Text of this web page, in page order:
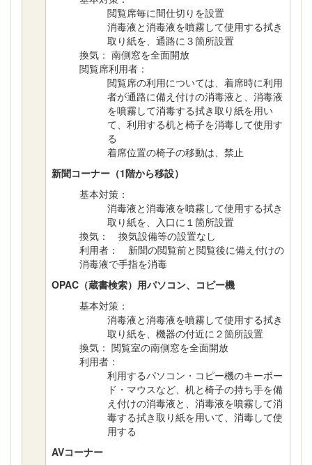
閲覧席毎に間仕切りを設置
消毒液と消毒液を噴霧して使用する拭き
取り紙を、通路に３箇所設置
換気： 南側窓を全面開放
閲覧席利用者：
閲覧席の利用については、着席時に利用
者が通路に備え付けの消毒液と、消毒液
を噴霧して消毒する拭き取り紙を用い
て、利用する机と椅子を消毒して使用す
る
着席位置の椅子の移動は、禁止
新聞コーナー（1階から移設）
基本対策：
消毒液と消毒液を噴霧して使用する拭き
取り紙を、入口に１箇所設置
換気： 換気設備等の設置なし
利用者： 新聞の閲覧前と閲覧後に備え付けの
消毒液で手指を消毒
OPAC（蔵書検索）用パソコン、コピー機
基本対策：
消毒液と消毒液を噴霧して使用する拭き
取り紙を、機器の付近に２箇所設置
換気： 閲覧室の南側窓を全面開放
利用者：
利用するパソコン・コピー機のキーボー
ド・マウスなど、机と椅子の持ち手を備
え付けの消毒液と、消毒液を噴霧して消
毒する拭き取り紙を用いて、消毒して使
用する
AVコーナー